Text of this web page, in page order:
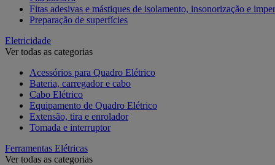
Fitas adesivas e mástiques de isolamento, insonorização e
Preparação de superfícies
Eletricidade
Ver todas as categorias
Acessórios para Quadro Elétrico
Bateria, carregador e cabo
Cabo Elétrico
Equipamento de Quadro Elétrico
Extensão, tira e enrolador
Tomada e interruptor
Ferramentas Elétricas
Ver todas as categorias